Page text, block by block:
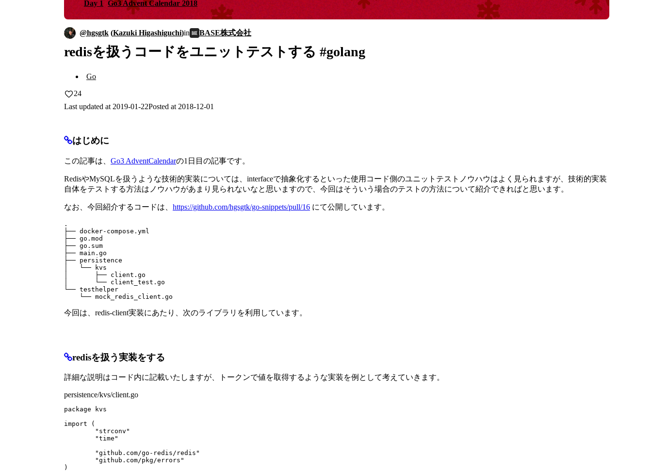
Day 1 Go3Advent Calendar 2018
@hgsgtk (Kazuki Higashiguchi)in BASE株式会社
redisを扱うコードをユニットテストする #golang
Go
24
Last updated at 2019-01-22Posted at 2018-12-01
はじめに
この記事は、 Go3 AdventCalendarの1日目の記事です。
RedisやMySQLを扱うような技術的実装については、interfaceで抽象化するといった使用コード側のユニットテストノウハウはよく見られますが、技術的実装
自体をテストする方法はノウハウがあまり見られないなと思いますので、今回はそういう場合のテストの方法について紹介できればと思います。
なお、今回紹介するコードは、 https://github.com/hgsgtk/go-snippets/pull/16 にて公開しています。
.
├── docker-compose.yml
├── go.mod
├── go.sum
├── main.go
├── persistence
│   └── kvs
│       ├── client.go
│       └── client_test.go
└── testhelper
今回は、redis-client実装にあたり、次のライブラリを利用しています。
redisを扱う実装をする
詳細な説明はコード内に記載いたしますが、トークンで値を取得するような実装を例として考えていきます。
persistence/kvs/client.go
package
kvs
import
(
"strconv"
"time"
"github.com/go-redis/redis"
"github.com/pkg/errors"
)